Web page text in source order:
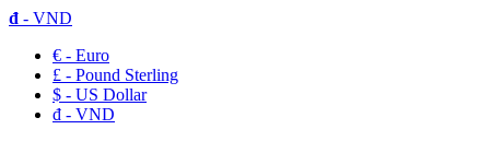
đ - VND
€ - Euro
£ - Pound Sterling
$ - US Dollar
đ - VND